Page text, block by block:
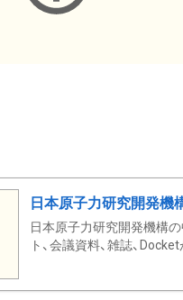
日本原子力研究開発機
日本原子力研究開発機構
ト、会議資料、雑誌、